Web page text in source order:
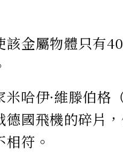
該金屬物體只有
米哈伊·維滕伯
德國飛機的碎片
符。